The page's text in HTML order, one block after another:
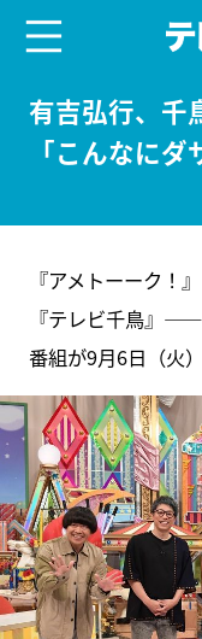
有吉弘行、千
「こんなにダ
『アメトーーク！
『テレビ千鳥』
番組が9月6日（火